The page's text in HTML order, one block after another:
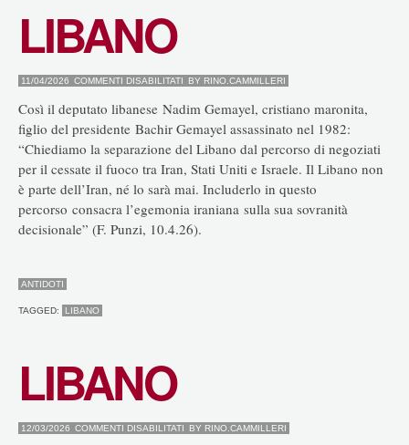
LIBANO
11/04/2026 COMMENTI DISABILITATI SU
BY RINO.CAMMILLERI
Così il deputato libanese Nadim Gemayel, cristiano maronita,
figlio del presidente Bachir Gemayel assassinato nel 1982:
“Chiediamo la separazione del Libano dal percorso di negoziati
per il cessate il fuoco tra Iran, Stati Uniti e Israele. Il Libano non
è parte dell’Iran, né lo sarà mai. Includerlo in questo
percorso consacra l’egemonia iraniana sulla sua sovranità
decisionale” (F. Punzi, 10.4.26).
ANTIDOTI
TAGGED: LIBANO
LIBANO
12/03/2026 COMMENTI DISABILITATI
SUBY RINO.CAMMILLERI